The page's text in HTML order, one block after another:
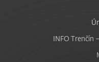
INFO Trenčín